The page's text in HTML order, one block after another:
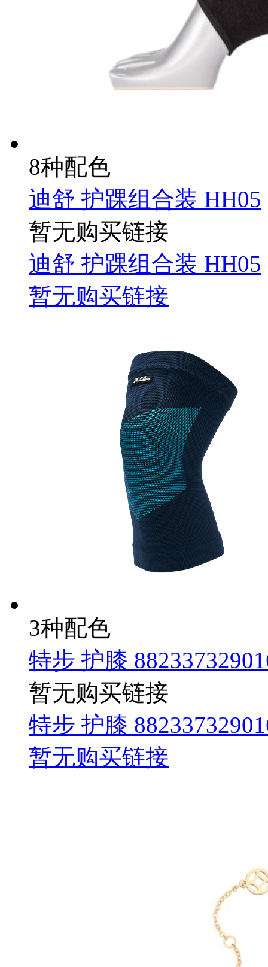
8种配色
迪舒 护踝组合装 HH05
暂无购买链接
迪舒 护踝组合装 HH05
暂无购买链接
3种配色
特步 护膝
暂无购买链接
特步 护膝
暂无购买链接